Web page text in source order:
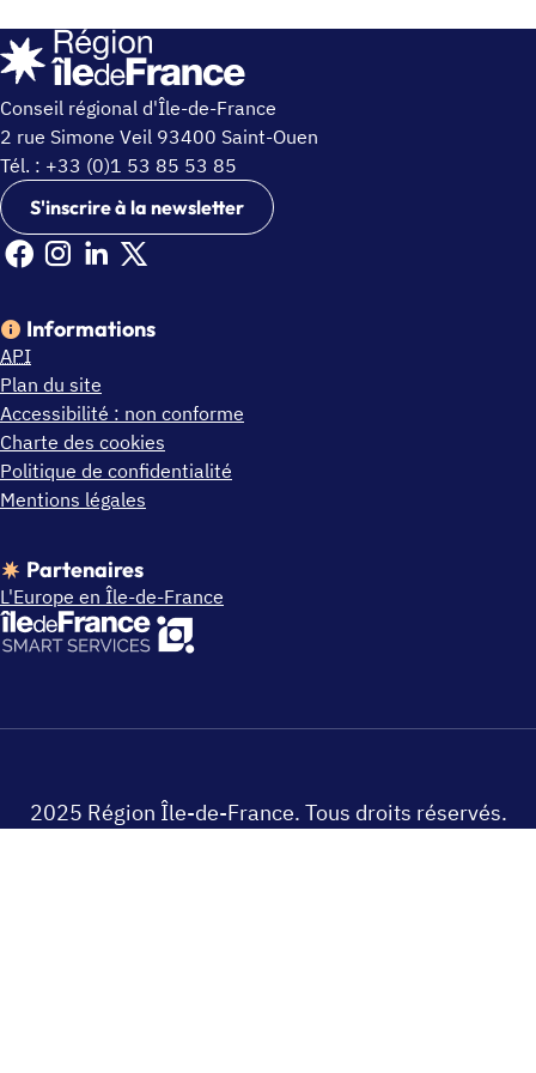
Conseil régional d'Île-de-France
2 rue Simone Veil 93400 Saint-Ouen
Tél. : +33 (0)1 53 85 53 85
S'inscrire à la newsletter
Facebook Ile de France (nouvelle fenêtre)
Instagram Ile de France (nouvelle fenêtre)
Linkedin Ile de France (nouvelle fenêtre)
X Ile de France (nouvelle fenêtre)
Informations
API
Plan du site
Accessibilité : non conforme
Charte des cookies
Politique de confidentialité
Mentions légales
Partenaires
L'Europe en Île-de-France
2025 Région Île-de-France. Tous droits réservés.